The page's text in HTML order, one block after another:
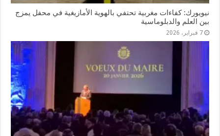
نيويورك: كفاءات مغربية تحتفي بالهوية الأمازيغية في محفل يمزج
بين العلم والدبلوماسية
7 فبراير، 2026